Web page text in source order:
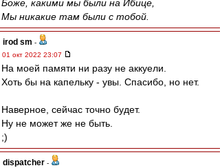
Боже, какими мы были на Ибице,
Мы никакие там были с тобой.
irod sm -
01 окт 2022 23:07
На моей памяти ни разу не аккуели.
Хоть бы на капельку - увы. Спасибо, но нет.
Наверное, сейчас точно будет.
Ну не может же не быть.
;)
dispatcher -